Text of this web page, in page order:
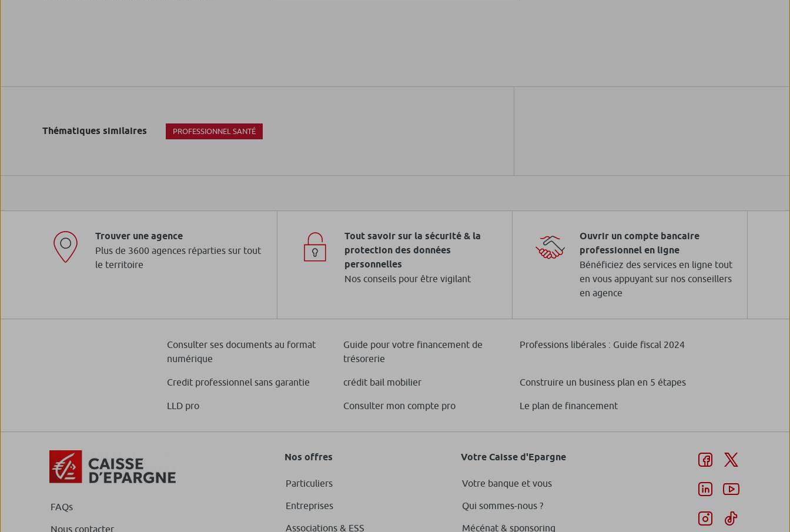
Thématiques similaires PROFESSIONNEL SANTÉ
Trouver une agence
Plus de 3600 agences réparties sur tout
le territoire
Tout savoir sur la sécurité & la
protection des données
personnelles
Nos conseils pour être vigilant
Ouvrir un compte bancaire
professionnel en ligne
Bénéficiez des services en ligne tout
en vous appuyant sur nos conseillers
en agence
Consulter ses documents au format
numérique
Guide pour votre financement de
trésorerie
Professions libérales : Guide fiscal 2024
Credit professionnel sans garantie crédit bail mobilier Construire un business plan en 5 étapes
LLD pro Consulter mon compte pro Le plan de financement
FAQs
Nous contacter
Nos offres
Particuliers
Entreprises
Associations & ESS
Votre Caisse d'Epargne
Votre banque et vous
Qui sommes-nous ?
Mécénat & sponsoring